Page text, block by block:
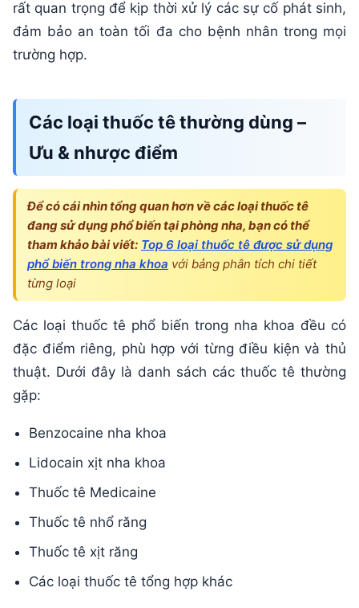
rất quan trọng để kịp thời xử lý các sự cố phát sinh,
đảm bảo an toàn tối đa cho bệnh nhân trong mọi
trường hợp.
Các loại thuốc tê thường dùng –
Ưu & nhược điểm
Để có cái nhìn tổng quan hơn về các loại thuốc tê
đang sử dụng phổ biến tại phòng nha, bạn có thể
tham khảo bài viết: Top 6 loại thuốc tê được sử dụng
phổ biến trong nha khoa với bảng phân tích chi tiết
từng loại
Các loại thuốc tê phổ biến trong nha khoa đều có
đặc điểm riêng, phù hợp với từng điều kiện và thủ
thuật. Dưới đây là danh sách các thuốc tê thường
gặp:
Benzocaine nha khoa
Lidocain xịt nha khoa
Thuốc tê Medicaine
Thuốc tê nhổ răng
Thuốc tê xịt răng
Các loại thuốc tê tổng hợp khác